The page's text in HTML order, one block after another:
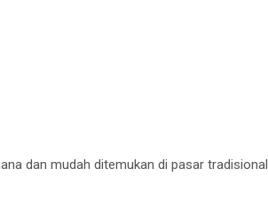
dan mudah ditemukan di pasar tradisional